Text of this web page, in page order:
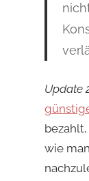
Update
wie